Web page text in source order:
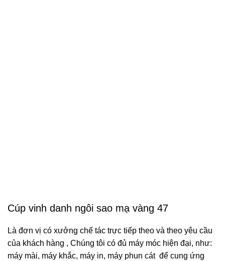
Cúp vinh danh ngôi sao mạ vàng 47
Là đơn vị có xưởng chế tác trực tiếp theo và theo yêu cầu
của khách hàng , Chúng tôi có đủ máy móc hiện đại, như:
máy mài, máy khắc, máy in, máy phun cát để cung ứng